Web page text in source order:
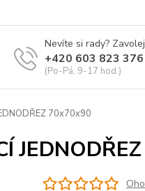
Nevíte si rady?
+420 603 823 376
(Po-Pá, 9-17 hod.)
70x70x90